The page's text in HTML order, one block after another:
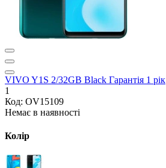
VIVO Y1S 2/32GB Black Гарантія 1 рік
1
Код: OV15109
Немає в наявності
Колір